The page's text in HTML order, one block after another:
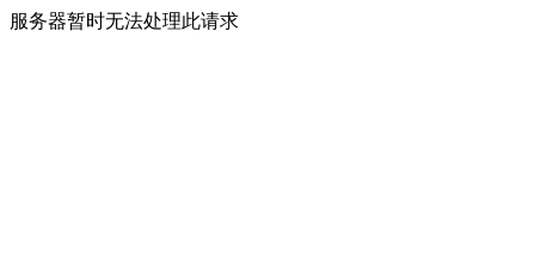
服务器暂时无法处理此请求